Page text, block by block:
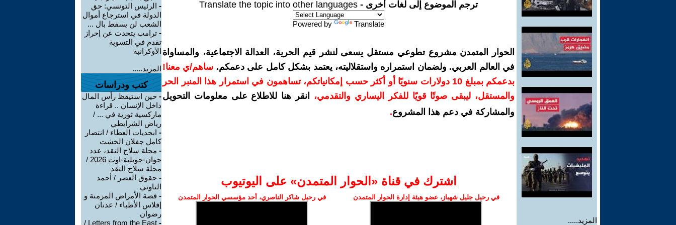
المزيد.....
ترجم الموضوع إلى لغات أخرى - Translate the topic into other languages
Powered by Translate
الحوار المتمدن مشروع تطوعي مستقل يسعى لنشر قيم الحرية، العدالة الاجتماعية، والمساواة
في العالم العربي. ولضمان استمراره واستقلاليته، يعتمد بشكل كامل على دعمكم. ساهم/ي معنا!
بدعمكم بمبلغ 10 دولارات سنويًا أو أكثر حسب إمكانياتكم، تساهمون في استمرار هذا المنبر الحر
والمستقل، ليبقى صوتًا قويًا للفكر اليساري والتقدمي،
انقر هنا للاطلاع على معلومات التحويل
والمشاركة في دعم هذا المشروع.
اشترك في قناة ‫«الحوار المتمدن» على اليوتيوب
في رحيل جليل شهباز، عضو هيئة إدارة الحوار المتمدن في رحيل شاكر الناصري، أحد مؤسسي الحوار المتمدن
- الرئيس التونسي: حق
الدولة في استرجاع أموال
الشعب لن يسقط بال ...
- ترامب يتحدث عن إحراز
تقدم في التسوية
الأوكرانية
المزيد.....
كتب ودراسات
- حين استيقظ رأس المال
داخل الإنسان .. قراءة
ماركسية ثورية في ... /
رياض الشرايطي
- ابجديات العطاء / انتصار
كامل جفلان الخشت
- مجلة سلاح النقد، عدد
جوان-جويلية-اوت 2026 /
مجلة سلاح النقد
- حقوق العصر / أحمد
التاوتي
- قصة الأمراض المزمنة و
إفلاس الأطباء / عدنان
رضوان
-
Letters from the East /